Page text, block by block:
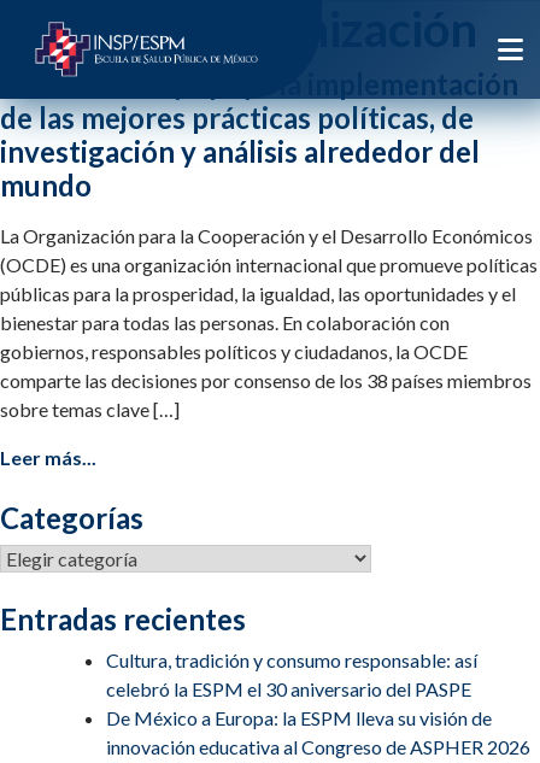
Etiqueta: organización
OECD iLibrary apoya la implementación
de las mejores prácticas políticas, de
investigación y análisis alrededor del
mundo
La Organización para la Cooperación y el Desarrollo Económicos
(OCDE) es una organización internacional que promueve políticas
públicas para la prosperidad, la igualdad, las oportunidades y el
bienestar para todas las personas. En colaboración con
gobiernos, responsables políticos y ciudadanos, la OCDE
comparte las decisiones por consenso de los 38 países miembros
sobre temas clave […]
Leer más...
Categorías
Categorías
Entradas recientes
Cultura, tradición y consumo responsable: así
celebró la ESPM el 30 aniversario del PASPE
De México a Europa: la ESPM lleva su visión de
innovación educativa al Congreso de ASPHER 2026